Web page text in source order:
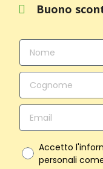
Buono
Accetto
personali